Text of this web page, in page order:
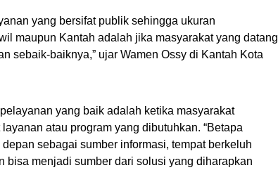
yang bersifat publik sehingga ukuran
maupun Kantah adalah jika masyarakat yang datang
sebaik-baiknya,” ujar Wamen Ossy di Kantah Kota
yang baik adalah ketika masyarakat
atau program yang dibutuhkan. “Betapa
sebagai sumber informasi, tempat berkeluh
bisa menjadi sumber dari solusi yang diharapkan